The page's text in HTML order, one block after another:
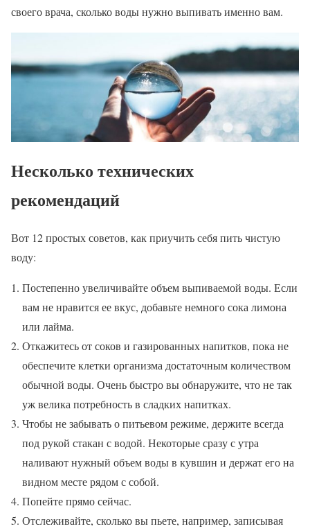
своего врача, сколько воды нужно выпивать именно вам.
Несколько технических
рекомендаций
Вот 12 простых советов, как приучить себя пить чистую
воду:
Постепенно увеличивайте объем выпиваемой воды. Если
вам не нравится ее вкус, добавьте немного сока лимона
или лайма.
Откажитесь от соков и газированных напитков, пока не
обеспечите клетки организма достаточным количеством
обычной воды. Очень быстро вы обнаружите, что не так
уж велика потребность в сладких напитках.
Чтобы не забывать о питьевом режиме, держите всегда
под рукой стакан с водой. Некоторые сразу с утра
наливают нужный объем воды в кувшин и держат его на
видном месте рядом с собой.
Попейте прямо сейчас.
Отслеживайте, сколько вы пьете, например, записывая